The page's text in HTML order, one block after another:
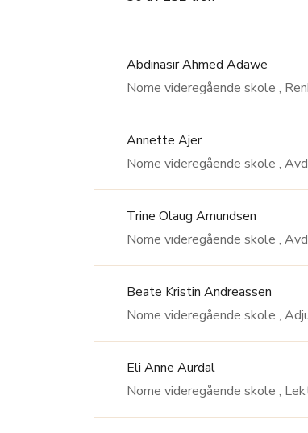
Abdinasir Ahmed Adawe
Nome
Annette Ajer
Nome
Trine Olaug Amundsen
Nome
Beate Kristin Andreassen
Nome
Eli Anne Aurdal
Nome